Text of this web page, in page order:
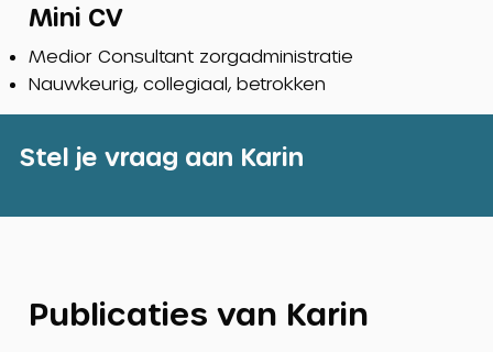
Mini CV
Medior Consultant zorgadministratie
Nauwkeurig, collegiaal, betrokken
Stel je vraag aan Karin
Publicaties van Karin